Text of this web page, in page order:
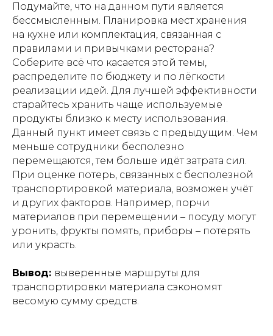
Подумайте, что на данном пути является
бессмысленным. Планировка мест хранения
на кухне или комплектация, связанная с
правилами и привычками ресторана?
Соберите всё что касается этой темы,
распределите по бюджету и по лёгкости
реализации идей. Для лучшей эффективности
старайтесь хранить чаще используемые
продукты близко к месту использования.
Данный пункт имеет связь с предыдущим. Чем
меньше сотрудники бесполезно
перемещаются, тем больше идёт затрата сил.
При оценке потерь, связанных с бесполезной
транспортировкой материала, возможен учёт
и других факторов. Например, порчи
материалов при перемещении – посуду могут
уронить, фрукты помять, приборы – потерять
или украсть.
Вывод: выверенные маршруты для
транспортировки материала сэкономят
весомую сумму средств.